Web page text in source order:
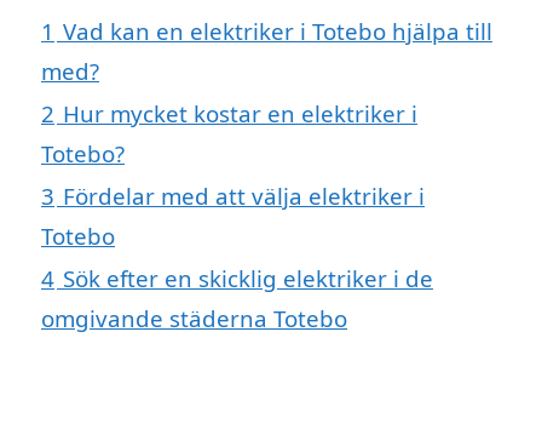
1 Vad kan en elektriker i Totebo hjälpa till
med?
2 Hur mycket kostar en elektriker i
Totebo?
3 Fördelar med att välja elektriker i
Totebo
4 Sök efter en skicklig elektriker i de
omgivande städerna Totebo